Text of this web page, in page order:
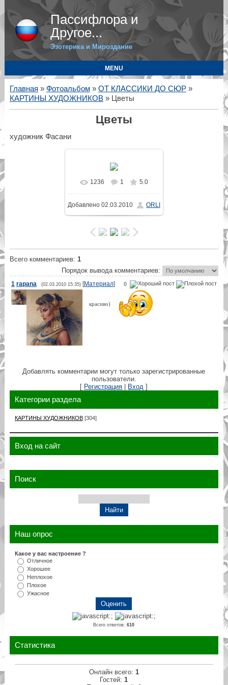
Пассифлора и
Другое...
Эзотерика и Мироздание
MENU
Главная » Фотоальбом» ОТ КЛАССИКИ ДО СЮР»
КАРТИНЫ ХУДОЖНИКОВ» Цветы
Цветы
художник Фасани
В реальном размере
640x481/ 56.8Kb
1236 1 5.0
Добавлено02.03.2010 ORLI
Всего комментариев: 1
Порядок вывода комментариев:
0
1 rapana (02.03.2010 15:35)[Материал]
красиво)
Добавлять комментарии могут только зарегистрированные
пользователи.
[ Регистрация Вход ]
Категории раздела
КАРТИНЫ ХУДОЖНИКОВ [304]
Вход на сайт
Поиск
Наш опрос
Какое у вас настроение ?
Отличное
Хорошее
Неплохое
Плохое
Ужасное
Всего ответов:610
Статистика
Онлайн всего: 1
Гостей: 1